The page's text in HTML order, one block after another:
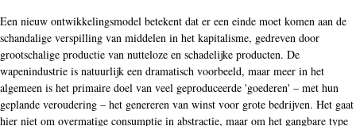
Een nieuw ontwikkelingsmodel betekent dat er een einde moet komen aan de
schandalige verspilling van middelen in het kapitalisme, gedreven door
grootschalige productie van nutteloze en schadelijke producten. De
wapenindustrie is natuurlijk een dramatisch voorbeeld, maar meer in het
algemeen is het primaire doel van veel geproduceerde 'goederen' – met hun
geplande veroudering – het genereren van winst voor grote bedrijven. Het gaat
hier niet om overmatige consumptie in abstractie, maar om het gangbare type